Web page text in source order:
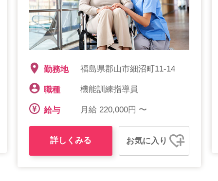
勤務地 福島県郡山市細沼町11-14
職種 機能訓練指導員
給与 月給 220,000円 〜
詳しくみる お気に入り